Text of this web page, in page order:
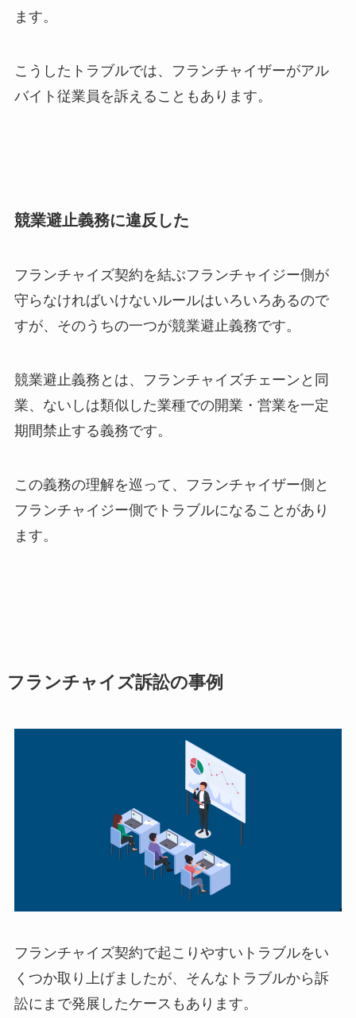
ます。
こうしたトラブルでは、フランチャイザーがアル
バイト従業員を訴えることもあります。
競業避止義務に違反した
フランチャイズ契約を結ぶフランチャイジー側が
守らなければいけないルールはいろいろあるので
すが、そのうちの一つが競業避止義務です。
競業避止義務とは、フランチャイズチェーンと同
業、ないしは類似した業種での開業・営業を一定
期間禁止する義務です。
この義務の理解を巡って、フランチャイザー側と
フランチャイジー側でトラブルになることがあり
ます。
フランチャイズ訴訟の事例
フランチャイズ契約で起こりやすいトラブルをい
くつか取り上げましたが、そんなトラブルから訴
訟にまで発展したケースもあります。